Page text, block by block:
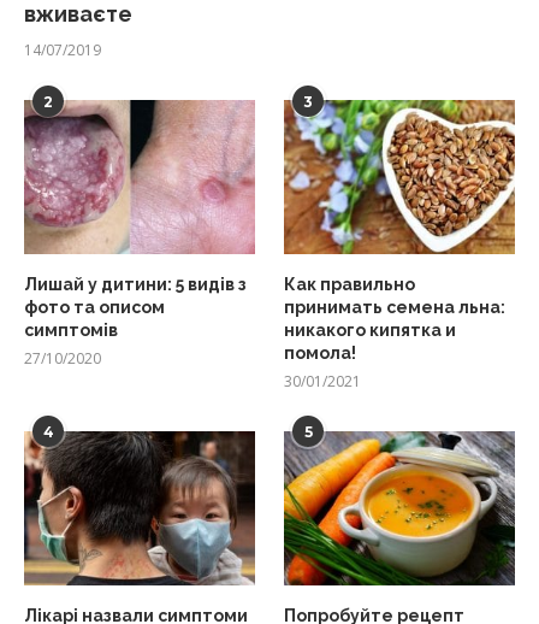
вживаєте
14/07/2019
2
Лишай у дитини: 5 видів з
фото та описом
симптомів
27/10/2020
3
Как правильно
принимать семена льна:
никакого кипятка и
помола!
30/01/2021
4
Лікарі назвали симптоми
5
Попробуйте рецепт